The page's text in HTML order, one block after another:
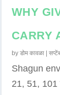
WHY
CARRY
by डोम कावळा|
Shagun
21, 51, 101